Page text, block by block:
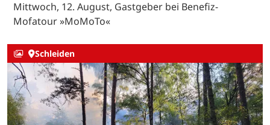
Mittwoch, 12. August, Gastgeber bei Benefiz-
Mofatour »MoMoTo«
Schleiden